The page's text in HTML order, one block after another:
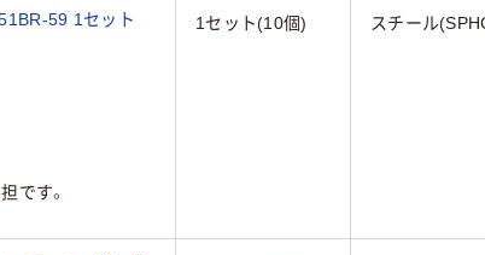
59 1セット
です。
1セット(10個) スチール